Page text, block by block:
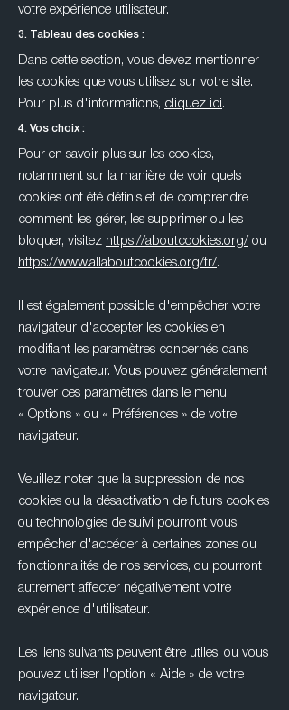
votre expérience utilisateur.
3. Tableau des cookies :
Dans cette section, vous devez mentionner
les cookies que vous utilisez sur votre site.
Pour plus d'informations, cliquez ici.
4. Vos choix :
Pour en savoir plus sur les cookies,
notamment sur la manière de voir quels
cookies ont été définis et de comprendre
comment les gérer, les supprimer ou les
bloquer, visitez https://aboutcookies.org/ ou
https://www.allaboutcookies.org/fr/.
Il est également possible d'empêcher votre
navigateur d'accepter les cookies en
modifiant les paramètres concernés dans
votre navigateur. Vous pouvez généralement
trouver ces paramètres dans le menu
« Options » ou « Préférences » de votre
navigateur.
Veuillez noter que la suppression de nos
cookies ou la désactivation de futurs cookies
ou technologies de suivi pourront vous
empêcher d'accéder à certaines zones ou
fonctionnalités de nos services, ou pourront
autrement affecter négativement votre
expérience d'utilisateur.
Les liens suivants peuvent être utiles, ou vous
pouvez utiliser l'option « Aide » de votre
navigateur.